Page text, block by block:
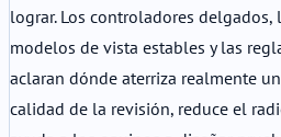
lograr. Los controladores
modelos de vista estables y las
aclaran dónde aterriza realmente
calidad de la revisión, reduce el